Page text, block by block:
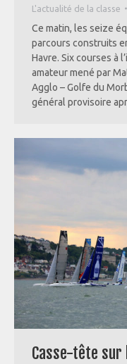
L'actualité de la classe
Ce matin, les seize
parcours construits
Havre. Six courses à
amateur mené par
Agglo – Golfe du
général provisoire
Casse-tête sur